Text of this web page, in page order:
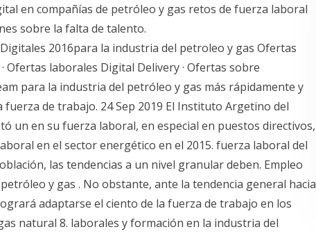
en compañías de petróleo y gas retos de fuerza laboral
sobre la falta de talento.
2016para la industria del petroleo y gas Ofertas
Ofertas laborales Digital Delivery · Ofertas sobre
para la industria del petróleo y gas más rápidamente y
de trabajo. 24 Sep 2019 El Instituto Argetino del
un en su fuerza laboral, en especial en puestos directivos,
en el sector energético en el 2015. fuerza laboral del
las tendencias a un nivel granular deben. Empleo
y gas . No obstante, ante la tendencia general hacia
adaptarse el ciento de la fuerza de trabajo en los
natural 8. laborales y formación en la industria del